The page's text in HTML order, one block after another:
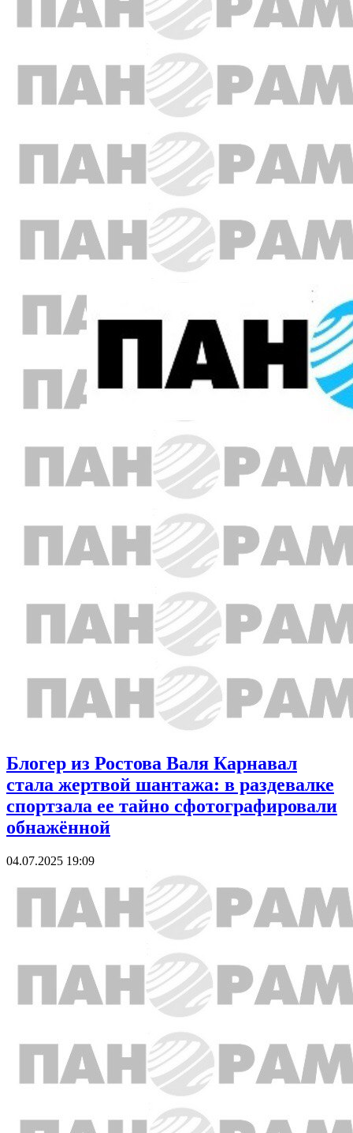
Блогер из Ростова Валя Карнавал
стала жертвой шантажа: в раздевалке
спортзала ее тайно сфотографировали
обнажённой
04.07.2025 19:09